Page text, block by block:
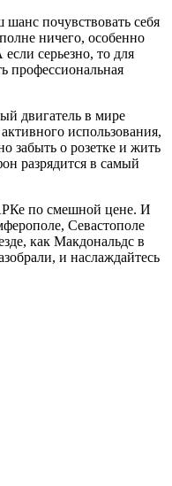
шанс почувствовать себя
ничего, особенно
серьезно, то для
профессиональная
двигатель в мире
использования,
забыть о розетке и жить
разрядится в самый
по смешной цене. И
Севастополе
как Макдональдс в
и наслаждайтесь